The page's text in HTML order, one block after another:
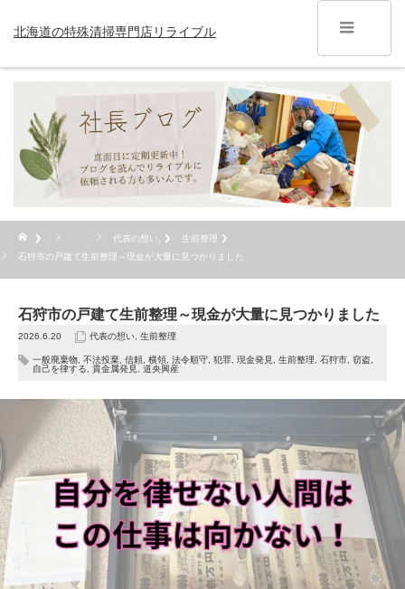
北海道の特殊清掃専門店リライブル
代表の想い,
生前整理
石狩市の戸建て生前整理～現金が大量に見つかりました
石狩市の戸建て生前整理～現金が大量に見つかりました
2026.6.20 代表の想い, 生前整理
一般廃棄物, 不法投棄, 信頼, 横領, 法令順守, 犯罪, 現金発見, 生前整理, 石狩市, 窃盗,
自己を律する, 貴金属発見, 道央興産